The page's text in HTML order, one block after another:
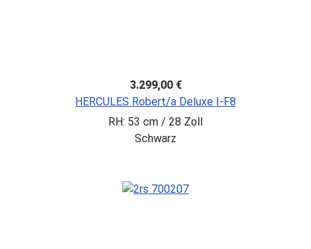
3.299,00 €
HERCULES Robert/a Deluxe I-F8
RH: 53 cm / 28 Zoll
Schwarz